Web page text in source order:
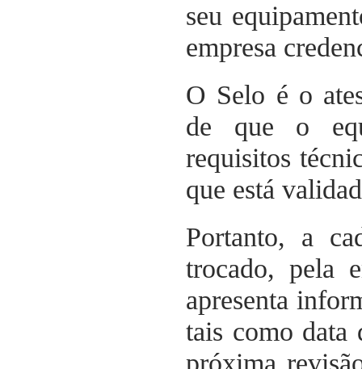
seu
empresa
O Selo é o
de que o
requisitos
que está
Portanto, a
trocado, pela
apresenta
tais como data
próxima